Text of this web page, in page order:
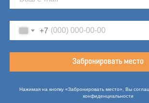
+7
Забронировать место
Нажимая на кнопку «Забронировать место», Вы
конфиденциальности